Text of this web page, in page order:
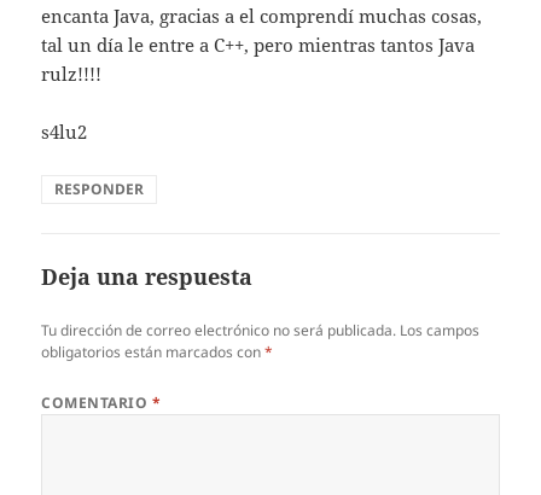
encanta Java, gracias a el comprendí muchas cosas,
tal un día le entre a C++, pero mientras tantos Java
rulz!!!!
s4lu2
RESPONDER
Deja una respuesta
Tu dirección de correo electrónico no será publicada. Los campos
obligatorios están marcados con*
COMENTARIO *